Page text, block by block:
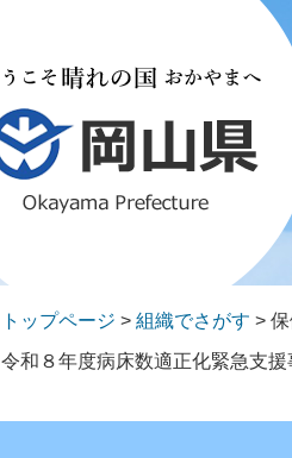
トップページ > 組織でさがす >
令和８年度病床数適正化緊急支援